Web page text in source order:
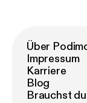
Über
Impressum
Karriere
Blog
Brauchst